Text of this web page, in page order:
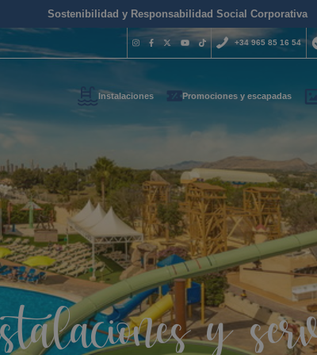
Sostenibilidad y Responsabilidad Social Corporativa
+34 965 85 16 54
+34
Estamos
hora del día.
tus datos de contacto
lo antes posible
Instalaciones Promociones y escapadas
y